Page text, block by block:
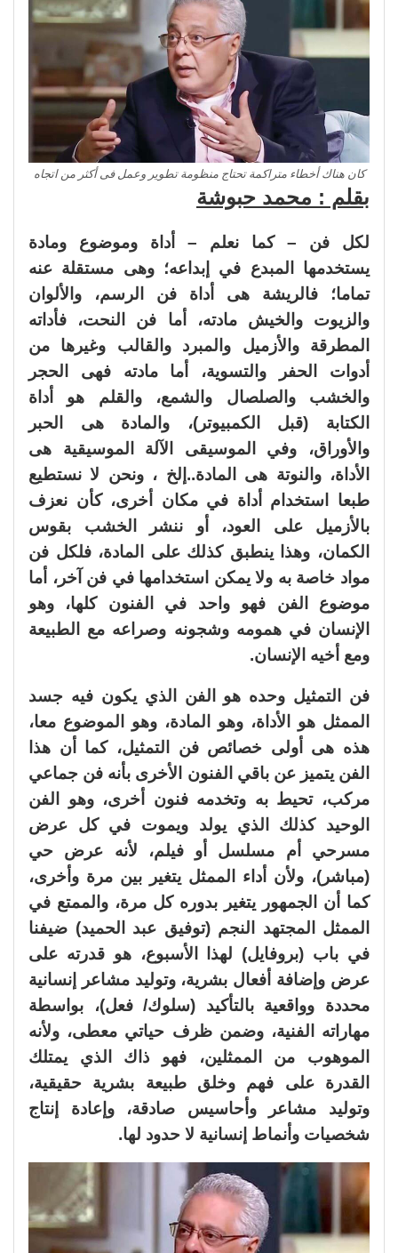
كان هناك أخطاء متراكمة تحتاج منظومة تطوير وعمل فى أكثر من اتجاه
بقلم : محمد حبوشة
لكل فن – كما نعلم – أداة وموضوع ومادة
يستخدمها المبدع في إبداعه؛ وهى مستقلة عنه
تماما؛ فالريشة هى أداة فن الرسم، والألوان
والزيوت والخيش مادته، أما فن النحت، فأداته
المطرقة والأزميل والمبرد والقالب وغيرها من
أدوات الحفر والتسوية، أما مادته فهى الحجر
والخشب والصلصال والشمع، والقلم هو أداة
الكتابة (قبل الكمبيوتر)، والمادة هى الحبر
والأوراق، وفي الموسيقى الآلة الموسيقية هى
الأداة، والنوتة هى المادة..إلخ ، ونحن لا نستطيع
طبعا استخدام أداة في مكان أخرى، كأن نعزف
بالأزميل على العود، أو ننشر الخشب بقوس
الكمان، وهذا ينطبق كذلك على المادة، فلكل فن
مواد خاصة به ولا يمكن استخدامها في فن آخر، أما
موضوع الفن فهو واحد في الفنون كلها، وهو
الإنسان في همومه وشجونه وصراعه مع الطبيعة
ومع أخيه الإنسان.
فن التمثيل وحده هو الفن الذي يكون فيه جسد
الممثل هو الأداة، وهو المادة، وهو الموضوع معا،
هذه هى أولى خصائص فن التمثيل، كما أن هذا
الفن يتميز عن باقي الفنون الأخرى بأنه فن جماعي
مركب، تحيط به وتخدمه فنون أخرى، وهو الفن
الوحيد كذلك الذي يولد ويموت في كل عرض
مسرحي أم مسلسل أو فيلم، لأنه عرض حي
(مباشر)، ولأن أداء الممثل يتغير بين مرة وأخرى،
كما أن الجمهور يتغير بدوره كل مرة، والممتع في
الممثل المجتهد النجم (توفيق عبد الحميد) ضيفنا
في باب (بروفايل) لهذا الأسبوع، هو قدرته على
عرض وإضافة أفعال بشرية، وتوليد مشاعر إنسانية
محددة وواقعية بالتأكيد (سلوك/ فعل)، بواسطة
مهاراته الفنية، وضمن ظرف حياتي معطى، ولأنه
الموهوب من الممثلين، فهو ذاك الذي يمتلك
القدرة على فهم وخلق طبيعة بشرية حقيقية،
وتوليد مشاعر وأحاسيس صادقة، وإعادة إنتاج
شخصيات وأنماط إنسانية لا حدود لها.